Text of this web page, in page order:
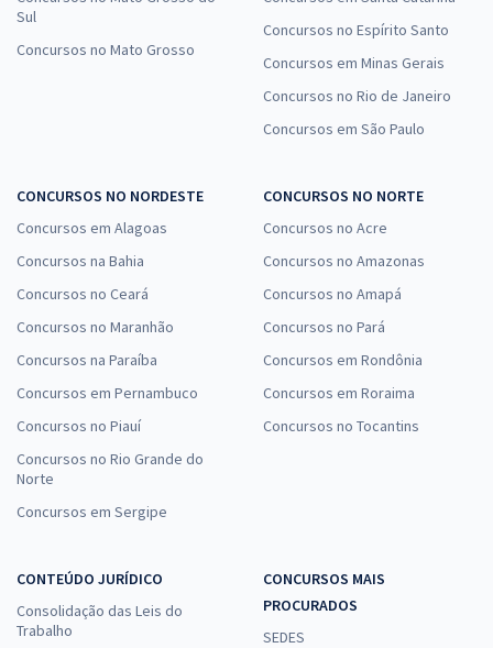
Sul
Concursos no Mato Grosso
Concursos no Espírito Santo
Concursos em Minas Gerais
Concursos no Rio de Janeiro
Concursos em São Paulo
CONCURSOS NO NORDESTE
Concursos em Alagoas
Concursos na Bahia
Concursos no Ceará
Concursos no Maranhão
Concursos na Paraíba
Concursos em Pernambuco
Concursos no Piauí
Concursos no Rio Grande do
Norte
Concursos em Sergipe
CONCURSOS NO NORTE
Concursos no Acre
Concursos no Amazonas
Concursos no Amapá
Concursos no Pará
Concursos em Rondônia
Concursos em Roraima
Concursos no Tocantins
CONTEÚDO JURÍDICO
Consolidação das Leis do
Trabalho
CONCURSOS MAIS
PROCURADOS
SEDES